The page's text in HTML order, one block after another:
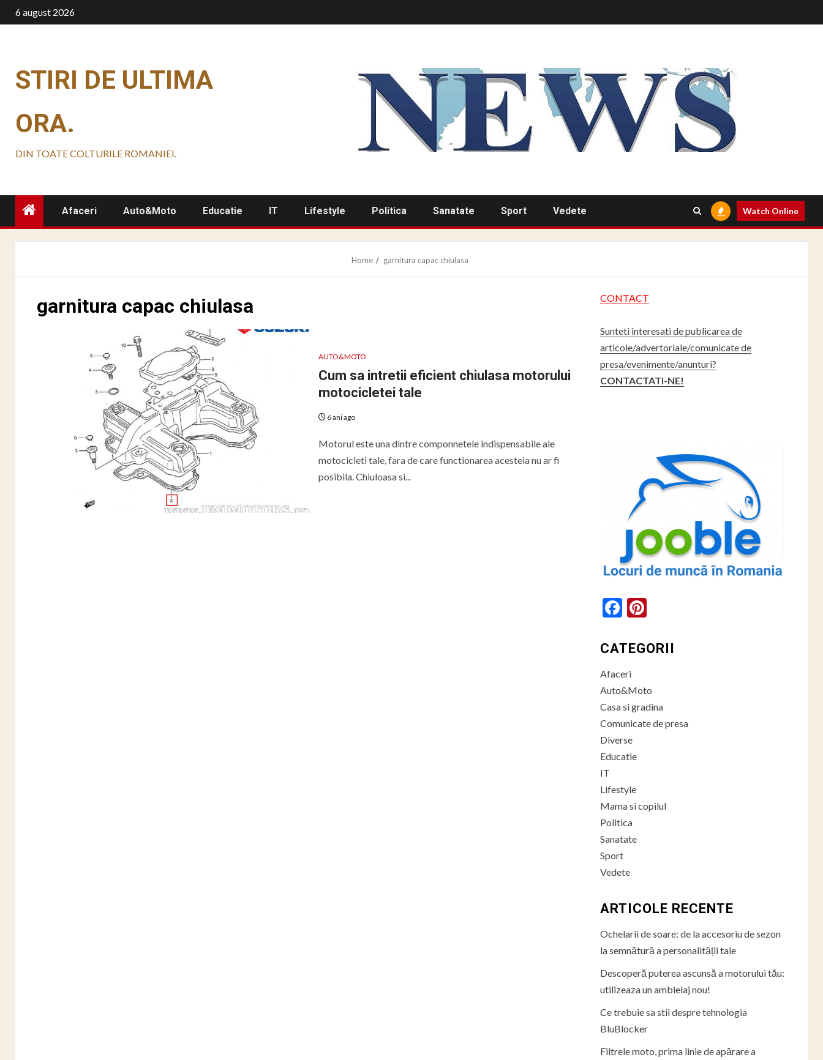
Skip
to
6 august 2026
STIRI DE ULTIMA
ORA.
DIN TOATE COLTURILE ROMANIEI.
Afaceri Auto&Moto Educatie IT Lifestyle Politica Sanatate Sport Vedete Watch Online
Home garnitura capac chiulasa
garnitura capac chiulasa
AUTO&MOTO
Cum sa intretii eficient chiulasa motorului
motocicletei tale
6 ani ago
Motorul este una dintre componnetele indispensabile ale
motocicleti tale, fara de care functionarea acesteia nu ar fi
posibila. Chiuloasa si...
CONTACT
Sunteti interesati de publicarea de
articole/advertoriale/comunicate de
presa/evenimente/anunturi?
CONTACTATI-NE!
Facebook
Pinterest
CATEGORII
Afaceri
Auto&Moto
Casa si gradina
Comunicate de presa
Diverse
Educatie
IT
Lifestyle
Mama si copilul
Politica
Sanatate
Sport
Vedete
ARTICOLE RECENTE
Ochelarii de soare: de la accesoriu de sezon
la semnătură a personalității tale
Descoperă puterea ascunsă a motorului tău:
utilizeaza un ambielaj nou!
Ce trebuie sa stii despre tehnologia
BluBlocker
Filtrele moto, prima linie de apărare a